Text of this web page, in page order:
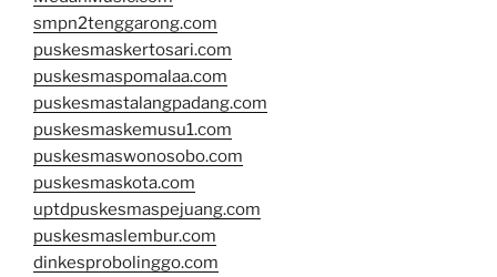
smpn2tenggarong.com
puskesmaskertosari.com
puskesmaspomalaa.com
puskesmastalangpadang.com
puskesmaskemusu1.com
puskesmaswonosobo.com
puskesmaskota.com
uptdpuskesmaspejuang.com
puskesmaslembur.com
dinkesprobolinggo.com